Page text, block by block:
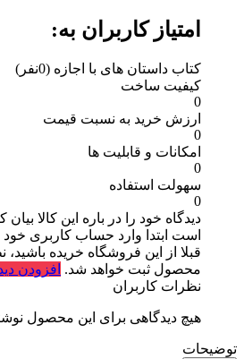
امتیاز کاربران به:
کتاب داستان های با اجازه (0نفر)
کیفیت ساخت
0
ارزش خرید به نسبت قیمت
0
امکانات و قابلیت ها
0
سهولت استفاده
0
دیدگاه خود را در باره این کالا بیان
است ابتدا وارد حساب کاربری
قبلا از این فروشگاه خریده
محصول ثبت خواهد شد. افزودن
نظرات کاربران
هیچ دیدگاهی برای این محصول
توضیحات